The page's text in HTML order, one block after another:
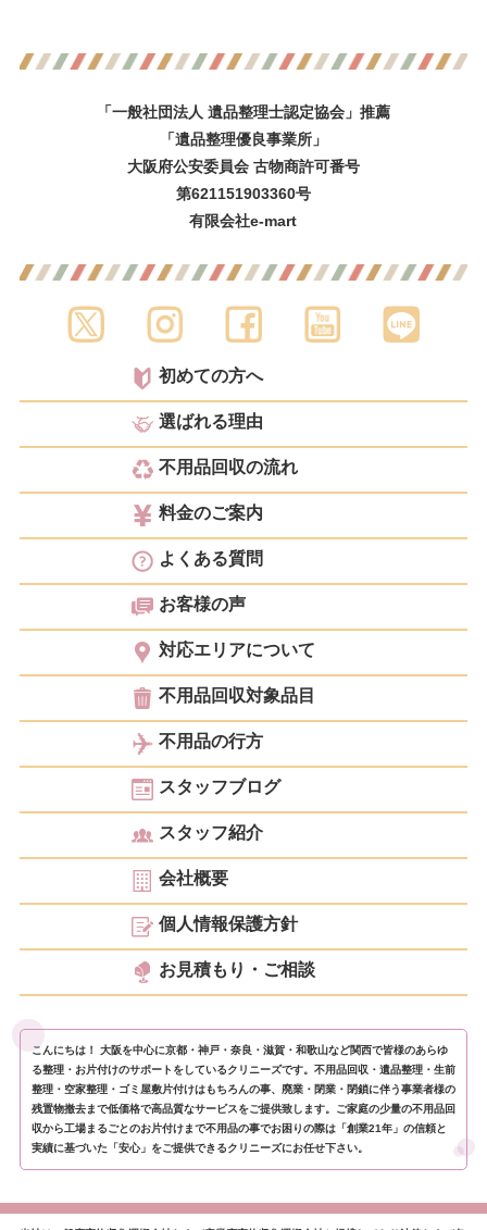
「一般社団法人 遺品整理士認定協会」推薦
「遺品整理優良事業所」
大阪府公安委員会 古物商許可番号
第621151903360号
有限会社e-mart
初めての方へ
選ばれる理由
不用品回収の流れ
料金のご案内
よくある質問
お客様の声
対応エリアについて
不用品回収対象品目
不用品の行方
スタッフブログ
スタッフ紹介
会社概要
個人情報保護方針
お見積もり・ご相談
こんにちは！ 大阪を中心に京都・神戸・奈良・滋賀・和歌山など関西で皆様のあらゆ
る整理・お片付けのサポートをしているクリニーズです。不用品回収・遺品整理・生前
整理・空家整理・ゴミ屋敷片付けはもちろんの事、廃業・閉業・閉鎖に伴う事業者様の
残置物撤去まで低価格で高品質なサービスをご提供致します。ご家庭の少量の不用品回
収から工場まるごとのお片付けまで不用品の事でお困りの際は「創業21年」の信頼と
実績に基づいた「安心」をご提供できるクリニーズにお任せ下さい。